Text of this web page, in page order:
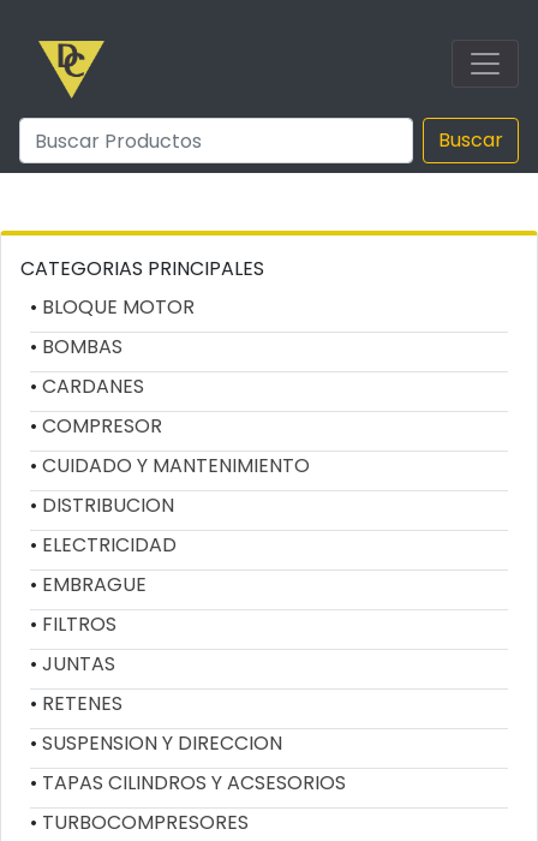
Buscar
CATEGORIAS PRINCIPALES
BLOQUE MOTOR
BOMBAS
CARDANES
COMPRESOR
CUIDADO Y MANTENIMIENTO
DISTRIBUCION
ELECTRICIDAD
EMBRAGUE
FILTROS
JUNTAS
RETENES
SUSPENSION Y DIRECCION
TAPAS CILINDROS Y ACSESORIOS
TURBOCOMPRESORES